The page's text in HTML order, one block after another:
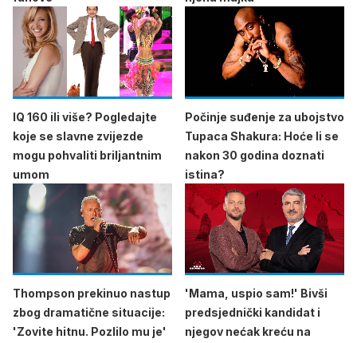
IQ 160 ili više? Pogledajte
koje se slavne zvijezde
mogu pohvaliti briljantnim
umom
Počinje suđenje za ubojstvo
Tupaca Shakura: Hoće li se
nakon 30 godina doznati
istina?
Thompson prekinuo nastup
zbog dramatične situacije:
'Zovite hitnu. Pozlilo mu je'
'Mama, uspio sam!' Bivši
predsjednički kandidat i
njegov nećak kreću na